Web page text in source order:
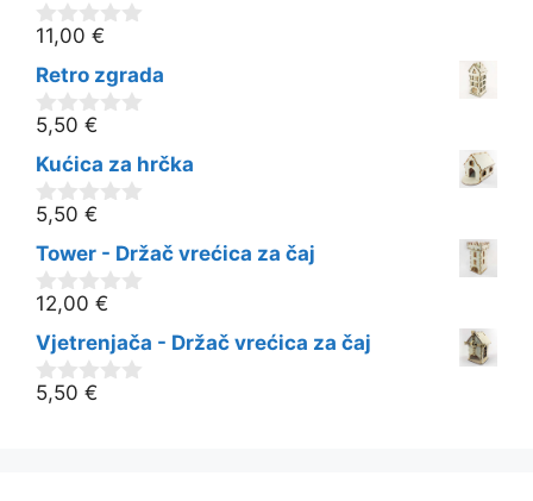
0
o
d
5
11,00 €
Retro zgrada
0
o
d
5
5,50 €
Kućica za hrčka
0
o
d
5
5,50 €
Tower - Držač vrećica za čaj
0
o
d
5
12,00 €
Vjetrenjača - Držač vrećica za čaj
0
5,50 €